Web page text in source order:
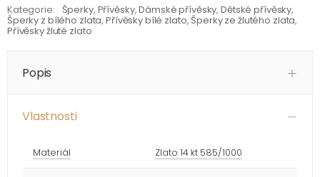
Kategorie: Šperky, Přívěsky,Dámské přívěsky,Dětské přívěsky,
Šperky z bílého zlata,Přívěsky bílé zlato,Šperky ze žlutého zlata,
Přívěsky žluté zlato
Popis
Vlastnosti
Materiál Zlato 14 kt 585/1000